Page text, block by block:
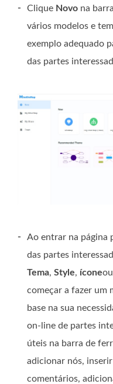
- Clique Novo na
vários modelos e
exemplo adequado
das partes
-
Ao entrar na página
das partes
Tema, Style, íconeou
começar a fazer um
base na sua
on-line de partes
úteis na barra de
adicionar nós,
comentários,